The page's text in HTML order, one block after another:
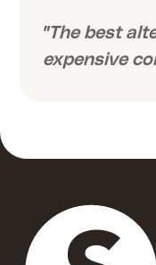
"The best
expensive